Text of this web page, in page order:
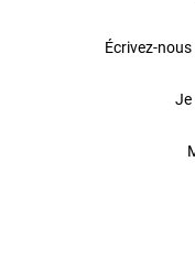
Écrivez-
Je